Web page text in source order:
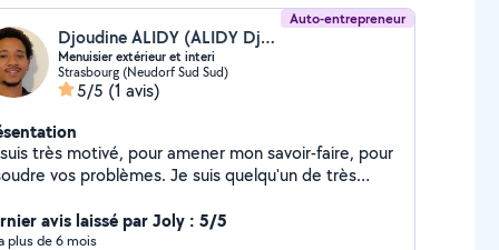
Auto-entrepreneur
Djoudine ALIDY (ALIDY Djoudine)
Menuisier extérieur et interi
Strasbourg (Neudorf Sud Sud)
5/5 (1 avis)
très motivé, pour amener mon savoir-faire, pour
vos problèmes. Je suis quelqu'un de très
pour bricoler et montrer mes compétences.
avis laissé par Joly : 5/5
plus de 6 mois